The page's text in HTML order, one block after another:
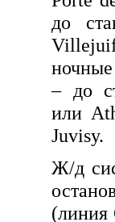
до
– до
или
Juvisy.
Ж/д
(линия